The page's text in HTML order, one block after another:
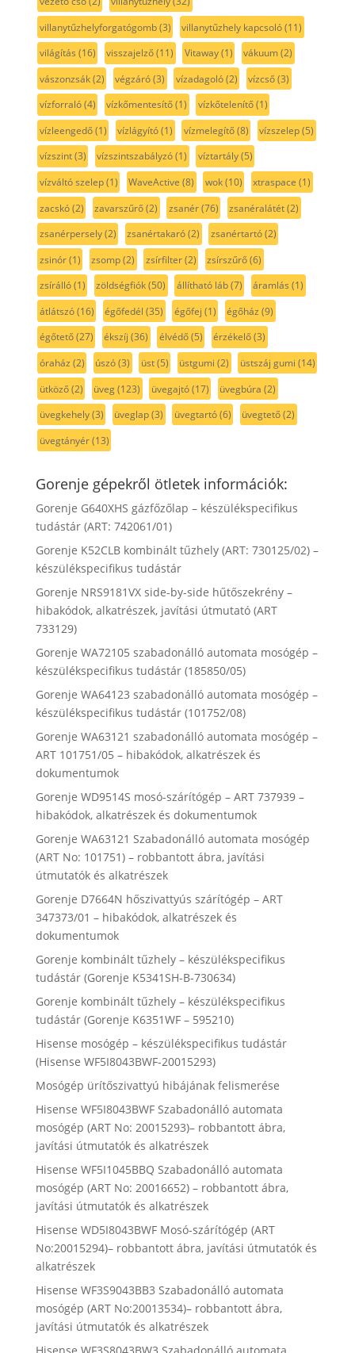
villanytűzhelyforgatógomb(3) villanytűzhely kapcsoló(11)
világítás (16) visszajelző(11) Vitaway(1) vákuum(2)
vászonzsák(2) végzáró(3) vízadagoló(2) vízcső(3)
vízforraló(4) vízkőmentesítő(1) vízkőtelenítő(1)
vízleengedő(1) vízlágyító(1) vízmelegítő(8) vízszelep(5)
vízszint(3) vízszintszabályzó(1) víztartály(5)
vízváltó szelep(1) WaveActive (8) wok(10) xtraspace (1)
zacskó(2) zavarszűrő(2) zsanér(76) zsanéralátét(2)
zsanérpersely(2) zsanértakaró(2) zsanértartó(2)
zsinór(1) zsomp(2) zsírfilter(2) zsírszűrő(6)
zsírálló(1) zöldségfiók(50) állítható láb(7) áramlás (1)
átlátszó(16) égőfedél (35) égőfej (1) égőház (9)
égőtető(27) ékszíj (36) élvédő(5) érzékelő(3)
óraház (2) úszó(3) üst(5) üstgumi (2) üstszáj gumi (14)
ütköző(2) üveg(123) üvegajtó(17) üvegbúra (2)
üvegkehely(3) üveglap(3) üvegtartó(6) üvegtető(2)
üvegtányér(13)
Gorenje gépekről ötletek információk:
Gorenje G640XHS gázfőzőlap – készülékspecifikus
tudástár (ART: 742061/01)
Gorenje K52CLB kombinált tűzhely (ART: 730125/02) –
készülékspecifikus tudástár
Gorenje NRS9181VX side-by-side hűtőszekrény –
hibakódok, alkatrészek, javítási útmutató (ART
733129)
Gorenje WA72105 szabadonálló automata mosógép –
készülékspecifikus tudástár (185850/05)
Gorenje WA64123 szabadonálló automata mosógép –
készülékspecifikus tudástár (101752/08)
Gorenje WA63121 szabadonálló automata mosógép –
ART 101751/05 – hibakódok, alkatrészek és
dokumentumok
Gorenje WD9514S mosó-szárítógép – ART 737939 –
hibakódok, alkatrészek és dokumentumok
Gorenje WA63121 Szabadonálló automata mosógép
(ART No: 101751) – robbantott ábra, javítási
útmutatók és alkatrészek
Gorenje D7664N hőszivattyús szárítógép – ART
347373/01 – hibakódok, alkatrészek és
dokumentumok
Gorenje kombinált tűzhely – készülékspecifikus
tudástár (Gorenje K5341SH-B-730634)
Gorenje kombinált tűzhely – készülékspecifikus
tudástár (Gorenje K6351WF – 595210)
Hisense mosógép – készülékspecifikus tudástár
(Hisense WF5I8043BWF-20015293)
Mosógép ürítőszivattyú hibájának felismerése
Hisense WF5I8043BWF Szabadonálló automata
mosógép (ART No: 20015293)– robbantott ábra,
javítási útmutatók és alkatrészek
Hisense WF5I1045BBQ Szabadonálló automata
mosógép (ART No: 20016652) – robbantott ábra,
javítási útmutatók és alkatrészek
Hisense WD5I8043BWF Mosó-szárítógép (ART
No:20015294)– robbantott ábra, javítási útmutatók és
alkatrészek
Hisense WF3S9043BB3 Szabadonálló automata
mosógép (ART No:20013534)– robbantott ábra,
javítási útmutatók és alkatrészek